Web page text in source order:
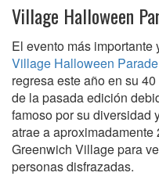
Village Halloween
El evento más
Village Halloween Parade
regresa este año en su
de la pasada edición
famoso por su diversidad
atrae a
Greenwich Village para
personas disfrazadas.